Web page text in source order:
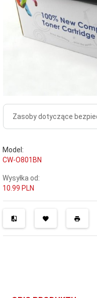
Zasoby dotyczące
Model:
CW-O801BN
Wysyłka od:
10.99 PLN